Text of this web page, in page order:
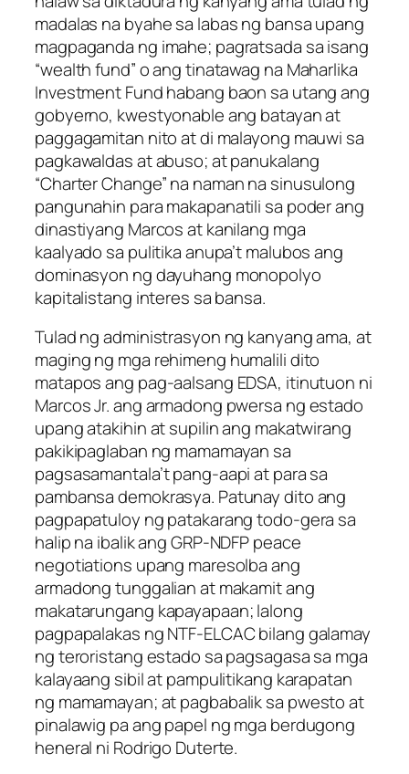
madalas na byahe sa labas ng bansa upang
magpaganda ng imahe; pagratsada sa isang
“wealth fund” o ang tinatawag na Maharlika
Investment Fund habang baon sa utang ang
gobyerno, kwestyonable ang batayan at
paggagamitan nito at di malayong mauwi sa
pagkawaldas at abuso; at panukalang
“Charter Change” na naman na sinusulong
pangunahin para makapanatili sa poder ang
dinastiyang Marcos at kanilang mga
kaalyado sa pulitika anupa’t malubos ang
dominasyon ng dayuhang monopolyo
kapitalistang interes sa bansa.
Tulad ng administrasyon ng kanyang ama, at
maging ng mga rehimeng humalili dito
matapos ang pag-aalsang EDSA, itinutuon ni
Marcos Jr. ang armadong pwersa ng estado
upang atakihin at supilin ang makatwirang
pakikipaglaban ng mamamayan sa
pagsasamantala’t pang-aapi at para sa
pambansa demokrasya. Patunay dito ang
pagpapatuloy ng patakarang todo-gera sa
halip na ibalik ang GRP-NDFP peace
negotiations upang maresolba ang
armadong tunggalian at makamit ang
makatarungang kapayapaan; lalong
pagpapalakas ng NTF-ELCAC bilang galamay
ng teroristang estado sa pagsagasa sa mga
kalayaang sibil at pampulitikang karapatan
ng mamamayan; at pagbabalik sa pwesto at
pinalawig pa ang papel ng mga berdugong
heneral ni Rodrigo Duterte.